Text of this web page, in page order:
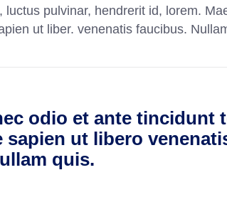
luctus pulvinar, hendrerit id, lorem.
ut liber. venenatis faucibus.
odio et ante tincidunt
sapien ut libero
quis.